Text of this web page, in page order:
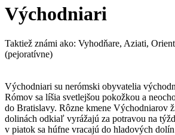
Východniari
Taktiež známi ako: Vyhodňare, Aziati,
(pejoratívne)
Východniari su nerómski obyvatelia
Rómov sa líšia svetlejšou pokožkou a
do Bratislavy. Rôzne kmene Východniarov
dolinách odkiaľ vyrážajú za potravou na
v piatok sa húfne vracajú do hladových